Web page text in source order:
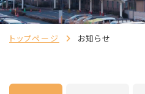
トップページ お知らせ